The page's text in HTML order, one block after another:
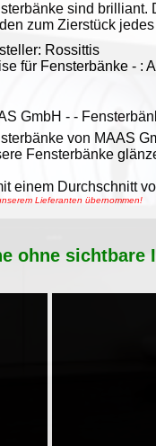
sind brilliant.
zum Zierstück
Rossittis
für Fensterbänke - :
GmbH - -
von MAAS
Fensterbänke
einem Durchschnitt
Lieferanten übernommen!
ohne sichtbare